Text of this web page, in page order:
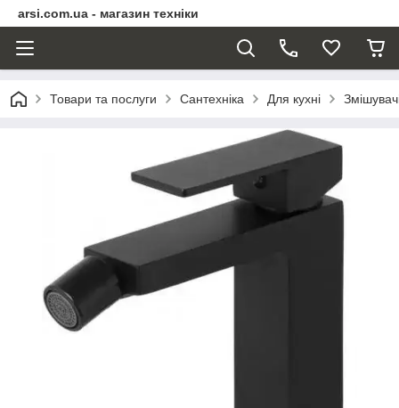
arsi.com.ua - магазин техніки
Товари та послуги Сантехніка Для кухні